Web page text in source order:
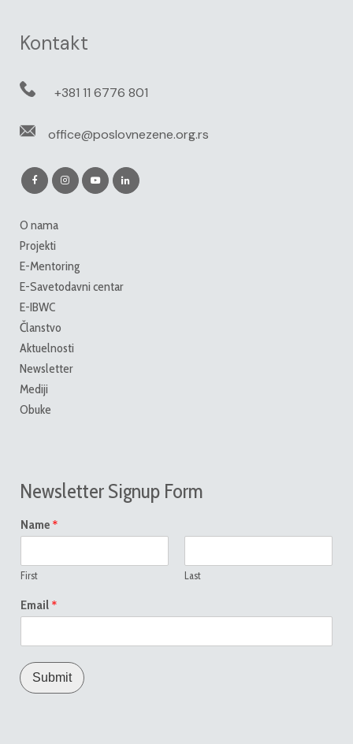
Kontakt
+381 11 6776 801
office@poslovnezene.org.rs
O nama
Projekti
E-Mentoring
E-Savetodavni centar
E-IBWC
Članstvo
Aktuelnosti
Newsletter
Mediji
Obuke
Newsletter Signup Form
Name *
First Last
Email *
Submit